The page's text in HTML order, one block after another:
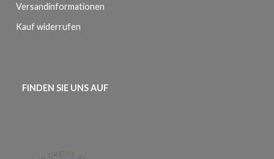
Versandinformationen
Kauf widerrufen
FINDEN SIE UNS AUF